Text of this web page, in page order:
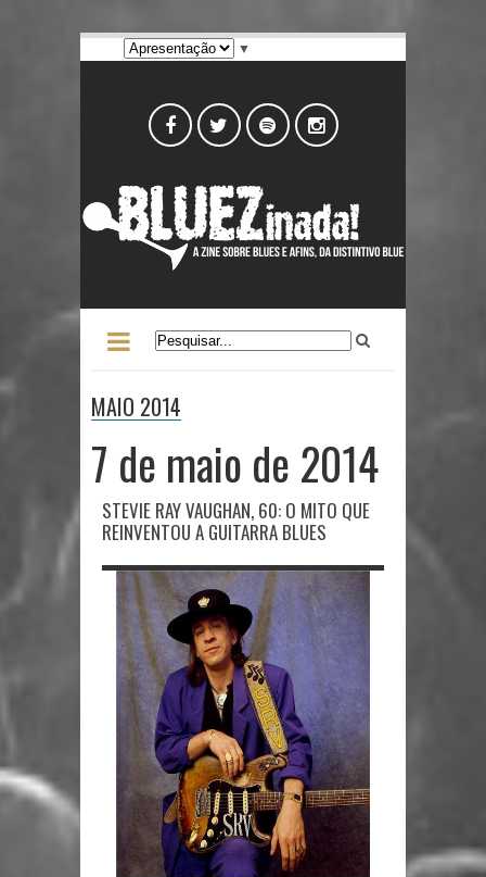
▼
MAIO 2014
7 de maio de 2014
STEVIE RAY VAUGHAN, 60: O MITO QUE
REINVENTOU A GUITARRA BLUES